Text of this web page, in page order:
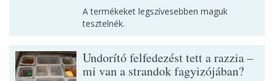
A termékeket legszívesebben maguk
tesztelnék.
Undorító felfedezést tett a razzia –
mi van a strandok fagyizójában?